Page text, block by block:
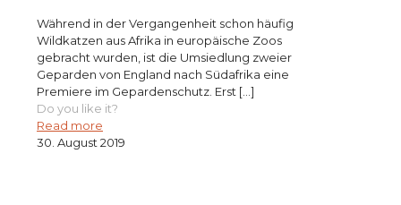
Während in der Vergangenheit schon häufig
Wildkatzen aus Afrika in europäische Zoos
gebracht wurden, ist die Umsiedlung zweier
Geparden von England nach Südafrika eine
Premiere im Gepardenschutz. Erst […]
Do you like it?
Read more
30. August 2019